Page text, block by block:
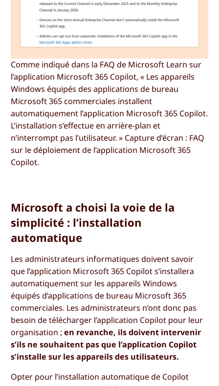
Comme indiqué dans la FAQ de Microsoft Learn sur
l’application Microsoft 365 Copilot, « Les appareils
Windows équipés des applications de bureau
Microsoft 365 commerciales installent
automatiquement l’application Microsoft 365 Copilot.
L’installation s’effectue en arrière-plan et
n’interrompt pas l’utilisateur. » Capture d’écran : FAQ
sur le déploiement de l’application Microsoft 365
Copilot.
Microsoft a choisi la voie de la
simplicité : l’installation
automatique
Les administrateurs informatiques doivent savoir
que l’application Microsoft 365 Copilot s’installera
automatiquement sur les appareils Windows
équipés d’applications de bureau Microsoft 365
commerciales. Les administrateurs n’ont donc pas
besoin de télécharger l’application Copilot pour leur
organisation ;en revanche, ils doivent intervenir
s’ils ne souhaitent pas que l’application Copilot
s’installe sur les appareils des utilisateurs.
Opter pour l’installation automatique de Copilot